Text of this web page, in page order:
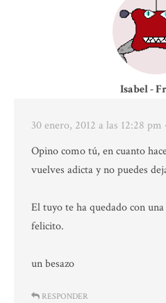
Isabel -
30 enero, 2012 a las 12:28 pm
Opino como tú, en cuanto
vuelves adicta y no puedes
El tuyo te ha quedado con
felicito.
un besazo
RESPONDER